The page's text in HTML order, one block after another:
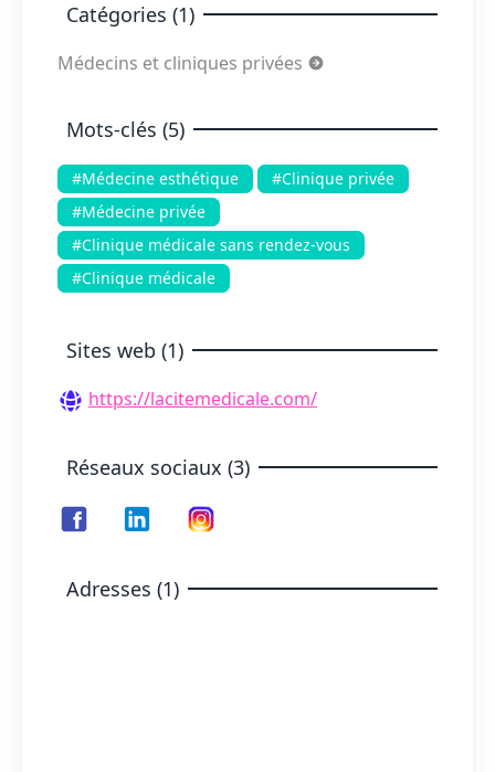
Catégories (1)
Médecins et cliniques privées
Mots-clés (5)
#Médecine esthétique
#Clinique privée
#Médecine privée
#Clinique médicale sans rendez-vous
#Clinique médicale
Sites web (1)
https://lacitemedicale.com/
Réseaux sociaux (3)
Adresses (1)